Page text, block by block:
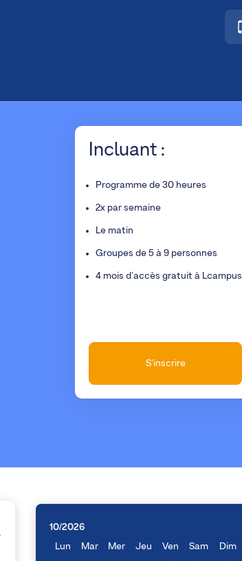
Incluant :
Programme de 30 heures
2x par semaine
Le matin
Groupes de 5 à 9 personnes
4 mois d'accès gratuit à Lcampus
S'inscrire
10/2026
Lun
Mar Mer Jeu Ven Sam Dim